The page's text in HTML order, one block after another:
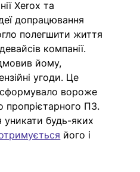
Xerox та
допрацювання
полегшити життя
компанії.
йому,
угоди. Це
сформувало вороже
пропрієтарного ПЗ.
уникати будь-яких
його і